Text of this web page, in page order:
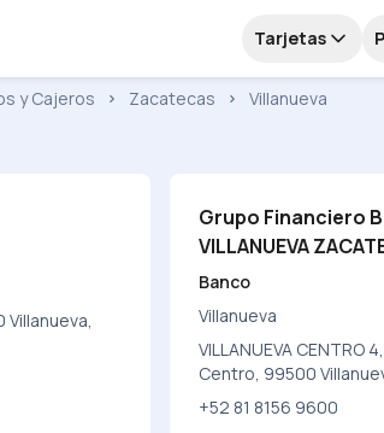
Tarjetas
y Cajeros Zacatecas Villanueva
Villanueva,
Grupo Financiero
VILLANUEVA
Banco
Villanueva
VILLANUEVA CENTRO
Centro, 99500
+52 81 8156 9600